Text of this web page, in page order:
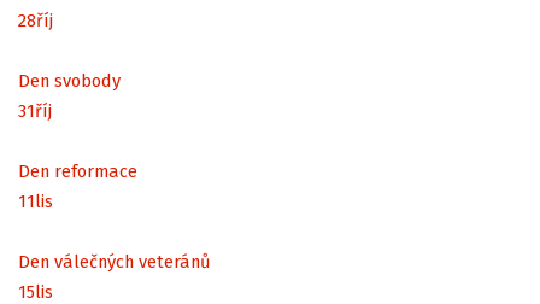
28říj
Den svobody
31říj
Den reformace
11lis
Den válečných veteránů
15lis